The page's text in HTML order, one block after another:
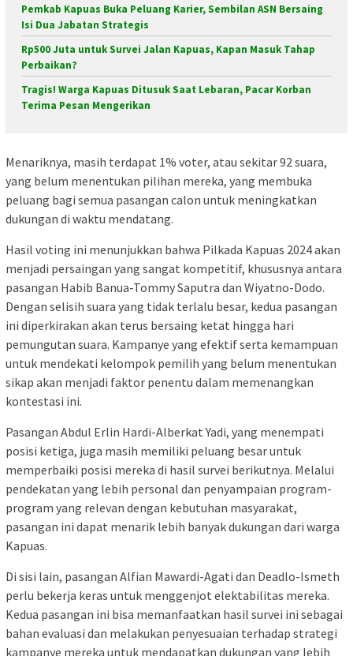
Pemkab Kapuas Buka Peluang Karier, Sembilan ASN Bersaing
Isi Dua Jabatan Strategis
Rp500 Juta untuk Survei Jalan Kapuas, Kapan Masuk Tahap
Perbaikan?
Tragis! Warga Kapuas Ditusuk Saat Lebaran, Pacar Korban
Terima Pesan Mengerikan
Menariknya, masih terdapat 1% voter, atau sekitar 92 suara,
yang belum menentukan pilihan mereka, yang membuka
peluang bagi semua pasangan calon untuk meningkatkan
dukungan di waktu mendatang.
Hasil voting ini menunjukkan bahwa Pilkada Kapuas 2024 akan
menjadi persaingan yang sangat kompetitif, khususnya antara
pasangan Habib Banua-Tommy Saputra dan Wiyatno-Dodo.
Dengan selisih suara yang tidak terlalu besar, kedua pasangan
ini diperkirakan akan terus bersaing ketat hingga hari
pemungutan suara. Kampanye yang efektif serta kemampuan
untuk mendekati kelompok pemilih yang belum menentukan
sikap akan menjadi faktor penentu dalam memenangkan
kontestasi ini.
Pasangan Abdul Erlin Hardi-Alberkat Yadi, yang menempati
posisi ketiga, juga masih memiliki peluang besar untuk
memperbaiki posisi mereka di hasil survei berikutnya. Melalui
pendekatan yang lebih personal dan penyampaian program-
program yang relevan dengan kebutuhan masyarakat,
pasangan ini dapat menarik lebih banyak dukungan dari warga
Kapuas.
Di sisi lain, pasangan Alfian Mawardi-Agati dan Deadlo-Ismeth
perlu bekerja keras untuk menggenjot elektabilitas mereka.
Kedua pasangan ini bisa memanfaatkan hasil survei ini sebagai
bahan evaluasi dan melakukan penyesuaian terhadap strategi
kampanye mereka untuk mendapatkan dukungan yang lebih